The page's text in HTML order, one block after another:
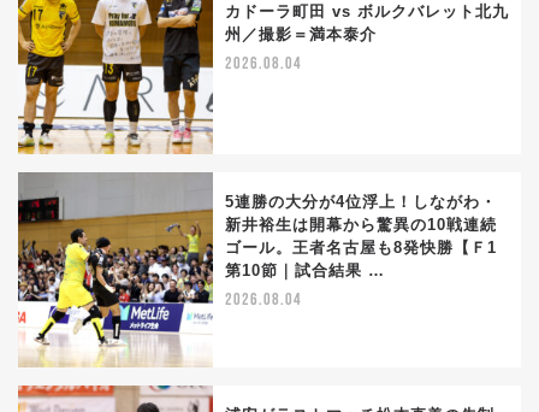
カドーラ町田 vs ボルクバレット北九
州／撮影＝満本泰介
2026.08.04
5連勝の大分が4位浮上！しながわ・
新井裕生は開幕から驚異の10戦連続
ゴール。王者名古屋も8発快勝【Ｆ1
第10節｜試合結果 …
2026.08.04